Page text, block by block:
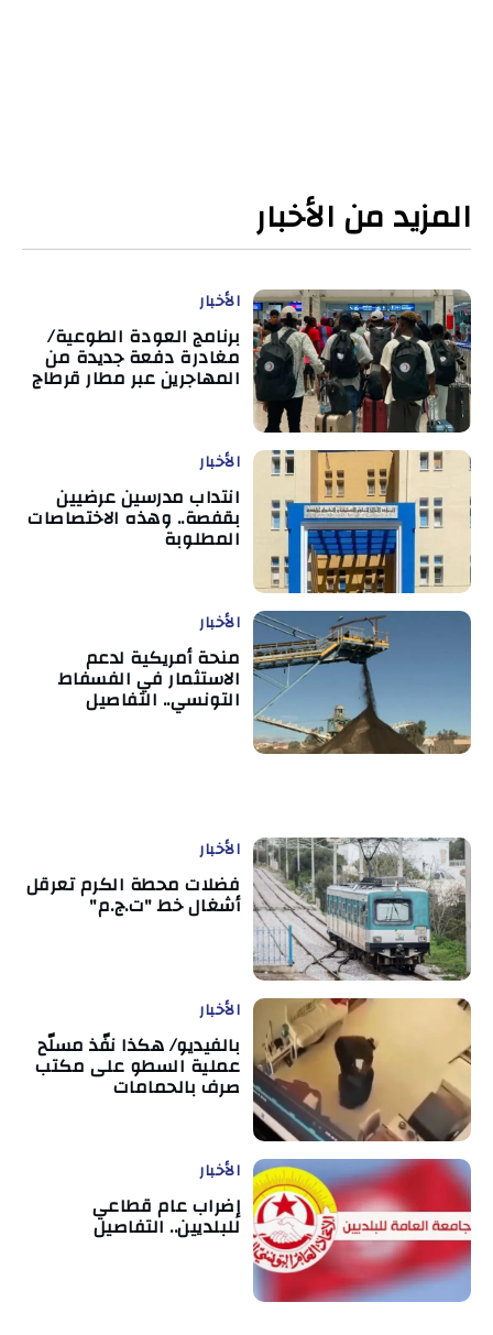
المزيد من الأخبار
الأخبار
برنامج العودة الطوعية/
مغادرة دفعة جديدة من
المهاجرين عبر مطار قرطاج
الأخبار
انتداب مدرسين عرضيين
بقفصة.. وهذه الاختصاصات
المطلوبة
الأخبار
منحة أمريكية لدعم
الاستثمار في الفسفاط
التونسي.. التفاصيل
الأخبار
فضلات محطة الكرم تعرقل
أشغال خط "ت.ج.م"
الأخبار
بالفيديو/ هكذا نفّذ مسلّح
عملية السطو على مكتب
صرف بالحمامات
الأخبار
إضراب عام قطاعي
للبلديين.. التفاصيل